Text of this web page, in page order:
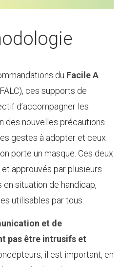
du Facile A
ces supports de
d’accompagner les
des nouvelles précautions
gestes à adopter et ceux
porte un masque. Ces deux
approuvés par plusieurs
situation de handicap,
utilisables par tous.
et de
pas être intrusifs et
il est important, en